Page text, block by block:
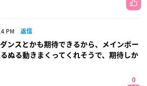
PM 返信
ンスとかも期待できるから、メインボー
ぬる動きまくってくれそうで、期待しか
0